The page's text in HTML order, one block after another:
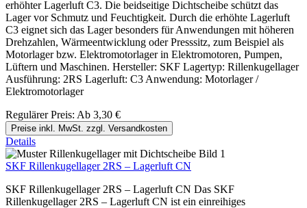
erhöhter Lagerluft C3. Die beidseitige Dichtscheibe schützt das
Lager vor Schmutz und Feuchtigkeit. Durch die erhöhte Lagerluft
C3 eignet sich das Lager besonders für Anwendungen mit höheren
Drehzahlen, Wärmeentwicklung oder Presssitz, zum Beispiel als
Motorlager bzw. Elektromotorlager in Elektromotoren, Pumpen,
Lüftern und Maschinen. Hersteller: SKF Lagertyp: Rillenkugellager
Ausführung: 2RS Lagerluft: C3 Anwendung: Motorlager /
Elektromotorlager
Regulärer Preis: Ab 3,30 €
Preise inkl. MwSt. zzgl. Versandkosten
Details
SKF Rillenkugellager 2RS – Lagerluft CN
SKF Rillenkugellager 2RS – Lagerluft CN Das SKF
Rillenkugellager 2RS – Lagerluft CN ist ein einreihiges